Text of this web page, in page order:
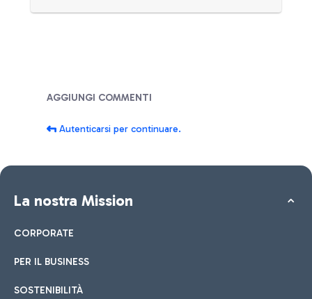
Blog
AGGIUNGI COMMENTI
Autenticarsi per continuare.
La nostra Mission
CORPORATE
PER IL BUSINESS
SOSTENIBILITÀ